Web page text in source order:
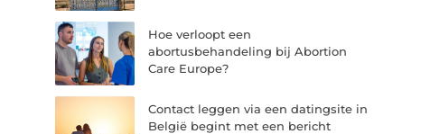
Hoe verloopt een
abortusbehandeling bij Abortion
Care Europe?
Contact leggen via een datingsite in
België begint met een bericht